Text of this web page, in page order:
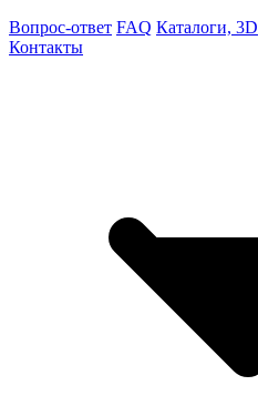
Вопрос-ответ FAQ Каталоги, 3D
Контакты